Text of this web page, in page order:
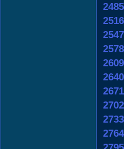
2485
2516
2547
2578
2609
2640
2671
2702
2733
2764